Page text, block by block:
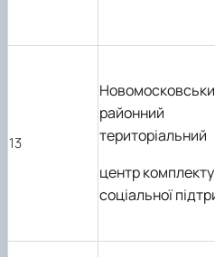
13
районний
територіальний
центр
соціальної